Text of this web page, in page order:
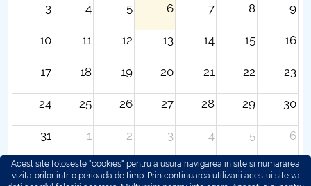
3 4 5 6 7 8 9
10 11 12 13 14 15 16
17 18 19 20 21 22 23
24 25 26 27 28 29 30
31 1 2 3 4 5 6
Acest site foloseste "cookies" pentru a usura navigarea in site si numararea
vizitatorilor intr-o perioada de timp. Prin continuarea utilizarii acestui site va